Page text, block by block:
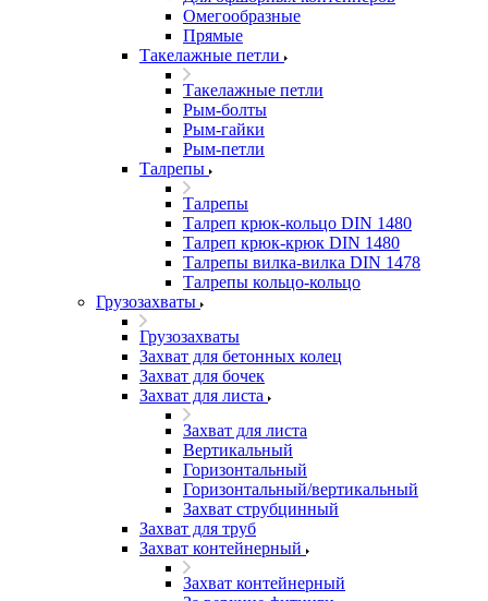
Омегообразные
Прямые
Такелажные петли
Такелажные петли
Рым-болты
Рым-гайки
Рым-петли
Талрепы
Талрепы
Талреп крюк-кольцо DIN 1480
Талреп крюк-крюк DIN 1480
Талрепы вилка-вилка DIN 1478
Талрепы кольцо-кольцо
Грузозахваты
Грузозахваты
Захват для бетонных колец
Захват для бочек
Захват для листа
Захват для листа
Вертикальный
Горизонтальный
Горизонтальный/вертикальный
Захват струбцинный
Захват для труб
Захват контейнерный
Захват контейнерный